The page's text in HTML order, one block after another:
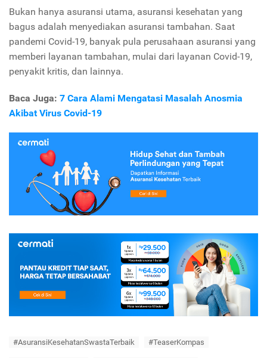
Bukan hanya asuransi utama, asuransi kesehatan yang
bagus adalah menyediakan asuransi tambahan. Saat
pandemi Covid-19, banyak pula perusahaan asuransi yang
memberi layanan tambahan, mulai dari layanan Covid-19,
penyakit kritis, dan lainnya.
Baca Juga: 7 Cara Alami Mengatasi Masalah Anosmia
Akibat Virus Covid-19
#AsuransiKesehatanSwastaTerbaik #TeaserKompas